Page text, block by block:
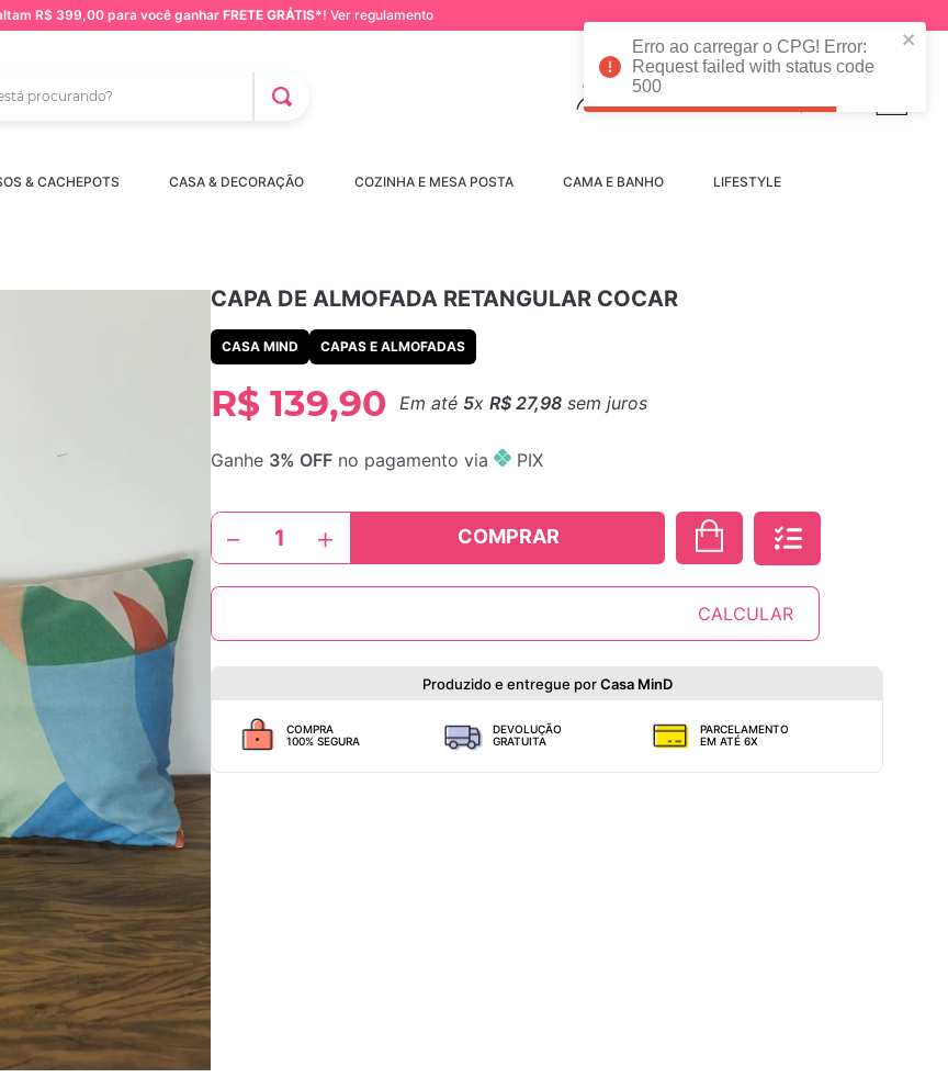
Erro ao carregar o CPG! Error:
Request failed with status code
500
R$ 399,00 para você ganhar FRETE GRÁTIS*! Ver regulamento
Convidado
& CACHEPOTS CASA & DECORAÇÃO COZINHA E MESA POSTA CAMA E BANHO LIFESTYLE
CAPA DE ALMOFADA RETANGULAR COCAR
CASA MIND CAPAS E ALMOFADAS
R$ 139,90 Em até 5x R$ 27,98 sem juros
Ganhe 3% OFF no pagamento via PIX
＋
－ COMPRAR
Produzido e entregue porCasa MinD
COMPRA
100% SEGURA
DEVOLUÇÃO
GRATUITA
PARCELAMENTO
EM ATÉ 6X